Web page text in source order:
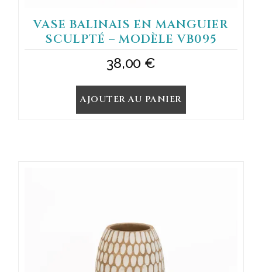
VASE BALINAIS EN MANGUIER
SCULPTÉ – MODÈLE VB095
38,00 €
AJOUTER AU PANIER